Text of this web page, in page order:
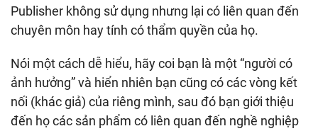
Publisher không sử dụng nhưng lại có liên quan đến
chuyên môn hay tính có thẩm quyền của họ.
Nói một cách dễ hiểu, hãy coi bạn là một “người có
ảnh hưởng” và hiển nhiên bạn cũng có các vòng kết
nối (khác giả) của riêng mình, sau đó bạn giới thiệu
đến họ các sản phẩm có liên quan đến nghề nghiệp